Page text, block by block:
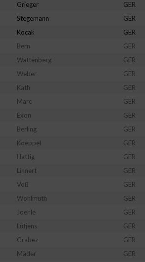
Grieger GER
Stegemann GER
Kocak GER
Bern GER
Wattenberg GER
Weber GER
Kath GER
Marc GER
Exon GER
Berling GER
Koeppel GER
Hattig GER
Linnert GER
Voß GER
Wohlmuth GER
Joehle GER
Lütjens GER
Grabez GER
Mäder GER